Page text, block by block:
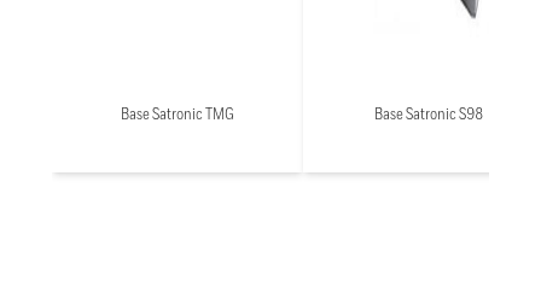
Base Satronic TMG Base Satronic S98